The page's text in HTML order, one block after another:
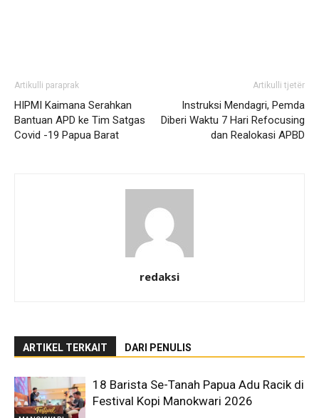
Artikulli paraprak
HIPMI Kaimana Serahkan
Bantuan APD ke Tim Satgas
Covid -19 Papua Barat
Artikulli tjetër
Instruksi Mendagri, Pemda
Diberi Waktu 7 Hari Refocusing
dan Realokasi APBD
redaksi
ARTIKEL TERKAIT DARI PENULIS
18 Barista Se-Tanah Papua Adu Racik di
Festival Kopi Manokwari 2026